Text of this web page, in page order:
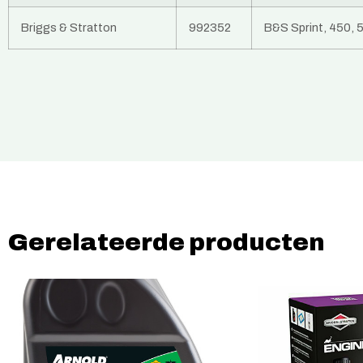
Briggs & Stratton 992352 B&S Sprint, 450,
Gerelateerde producten